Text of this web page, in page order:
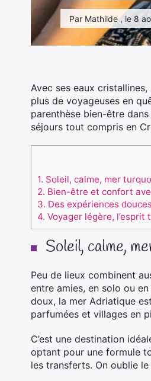
Par Mathilde , le 8
Avec ses eaux
plus de voyageuses en
parenthèse bien-être
séjours tout compris en
1. Soleil, calme, mer
2. Bien-être et confort
3. Des expériences
4. Voyager légère, l’esprit
Soleil, calme,
Peu de lieux combinent
entre amies, en solo ou
doux, la mer Adriatique
parfumées et villages en
C’est une destination
optant pour une formule
les transferts. On oublie